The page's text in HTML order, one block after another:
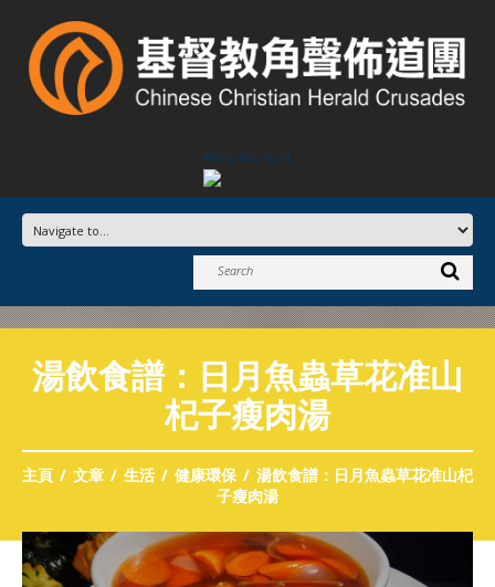
Advertisement
湯飲食譜：日月魚蟲草花准山
杞子瘦肉湯
主頁 文章 生活 健康環保
湯飲食譜：日月魚蟲草花准山杞
子瘦肉湯